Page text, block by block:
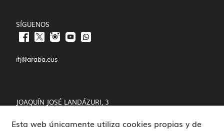
SÍGUENOS
ifj@araba.eus
JOAQUÍN JOSÉ LANDÁZURI, 3
01008 VITORIA-GASTEIZ
Esta web únicamente utiliza cookies propias y de